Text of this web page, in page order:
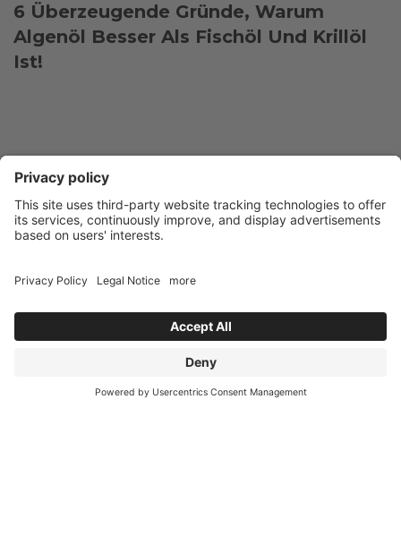
6 Überzeugende Gründe, Warum
Algenöl Besser Als Fischöl Und Krillöl
Ist!